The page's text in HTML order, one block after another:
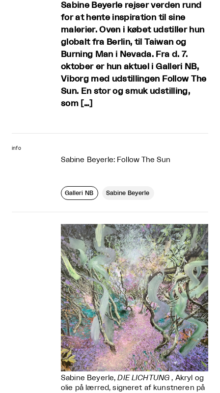
Sabine Beyerle rejser verden rund
for at hente inspiration til sine
malerier. Oven i købet udstiller hun
globalt fra Berlin, til Taiwan og
Burning Man i Nevada. Fra d. 7.
oktober er hun aktuel i Galleri NB,
Viborg med udstillingen Follow The
Sun. En stor og smuk udstilling,
som […]
info
Sabine Beyerle: Follow The Sun
Galleri NB Sabine Beyerle
Sabine Beyerle,DIE LICHTUNG, Akryl og
olie på lærred, signeret af kunstneren på